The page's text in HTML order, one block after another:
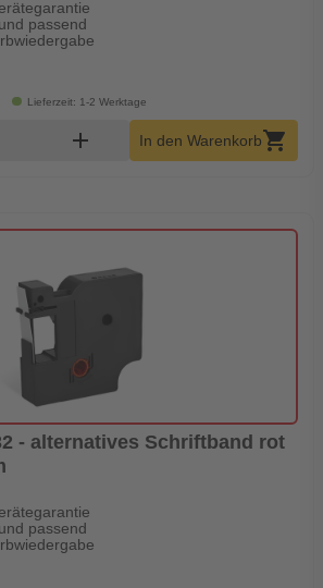
passend
Lieferzeit: 1-2 Werktage
Warenkorb Menge
add In den Warenkorbshopping_cart
- alternatives Schriftband rot
passend